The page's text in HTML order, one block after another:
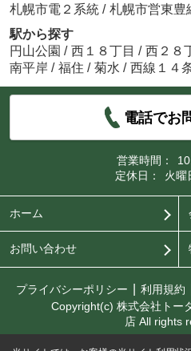
札幌市電２系統 / 札幌市営東豊
駅から探す
円山公園 / 西１８丁目 / 西２８
南平岸 / 福住 / 菊水 / 西線１４
電話でお
営業時間：
定休日：
火曜
ホーム
お問い合わせ
プライバシーポリシー 利用規約
Copyright(c) 株式会社ト
店 All rights